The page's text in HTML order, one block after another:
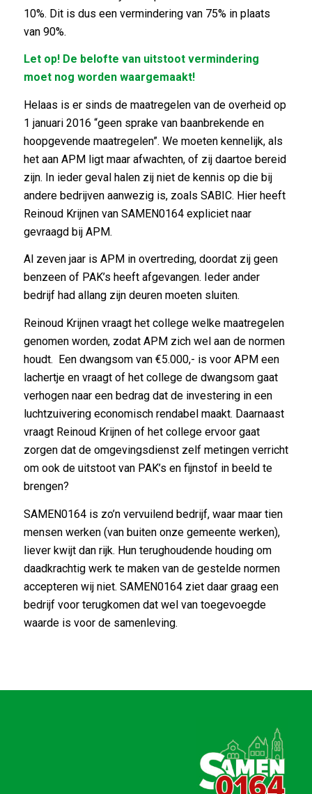
10%. Dit is dus een vermindering van 75% in plaats
van 90%.
Let op! De belofte van uitstoot vermindering
moet nog worden waargemaakt!
Helaas is er sinds de maatregelen van de overheid op
1 januari 2016 “geen sprake van baanbrekende en
hoopgevende maatregelen”. We moeten kennelijk, als
het aan APM ligt maar afwachten, of zij daartoe bereid
zijn. In ieder geval halen zij niet de kennis op die bij
andere bedrijven aanwezig is, zoals SABIC. Hier heeft
Reinoud Krijnen van SAMEN0164 expliciet naar
gevraagd bij APM.
Al zeven jaar is APM in overtreding, doordat zij geen
benzeen of PAK’s heeft afgevangen. Ieder ander
bedrijf had allang zijn deuren moeten sluiten.
Reinoud Krijnen vraagt het college welke maatregelen
genomen worden, zodat APM zich wel aan de normen
houdt. Een dwangsom van €5.000,- is voor APM een
lachertje en vraagt of het college de dwangsom gaat
verhogen naar een bedrag dat de investering in een
luchtzuivering economisch rendabel maakt. Daarnaast
vraagt Reinoud Krijnen of het college ervoor gaat
zorgen dat de omgevingsdienst zelf metingen verricht
om ook de uitstoot van PAK’s en fijnstof in beeld te
brengen?
SAMEN0164 is zo’n vervuilend bedrijf, waar maar tien
mensen werken (van buiten onze gemeente werken),
liever kwijt dan rijk. Hun terughoudende houding om
daadkrachtig werk te maken van de gestelde normen
accepteren wij niet. SAMEN0164 ziet daar graag een
bedrijf voor terugkomen dat wel van toegevoegde
waarde is voor de samenleving.